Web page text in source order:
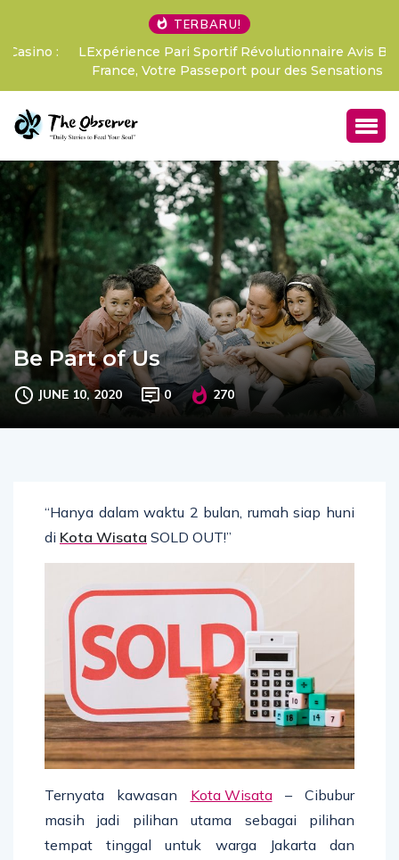
TERBARU!
LExpérience Pari Sportif Révolutionnaire Avis Betify
France, Votre Passeport pour des Sensations Fo
Be Part of Us
JUNE 10, 2020 0 270
“Hanya dalam waktu 2 bulan, rumah siap huni
di Kota Wisata SOLD OUT!”
Ternyata kawasan Kota Wisata– Cibubur
masih jadi pilihan utama sebagai pilihan
tempat tinggal untuk warga Jakarta dan